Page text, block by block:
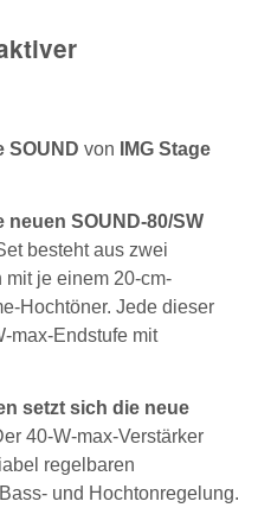
SOUND von
IMG Stage
SOUND-80/SW
besteht aus zwei
je einem 20-cm-
Hochtöner. Jede dieser
max-Endstufe mit
setzt sich die neue
40-W-max-Verstärker
regelbaren
und Hochtonregelung.